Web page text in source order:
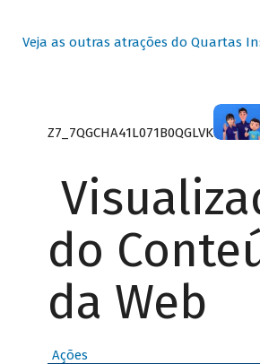
Veja as outras atrações do Quartas
Z7_7QGCHA41L071B0QGLVK8P22GJ7
do
da Web
Ações